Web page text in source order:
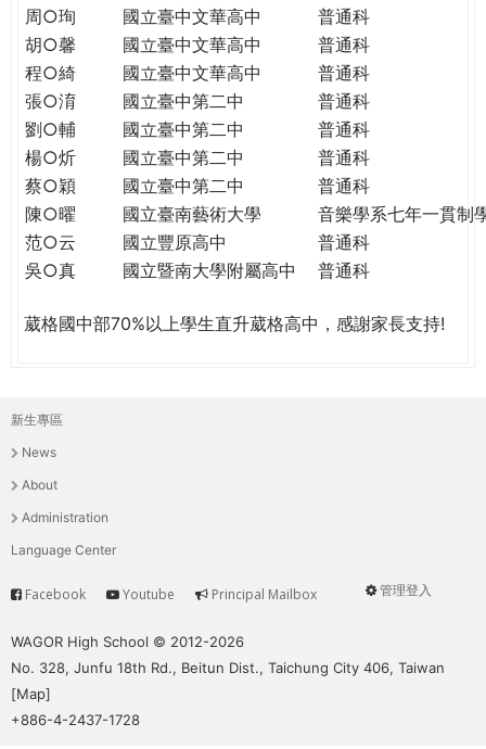
民。
WAGOR
TODAY
THE
WORLD
YOU
ON
PATH
TO
GLOBAL
周○珣
國立臺中文華高中
普通科
胡○馨
國立臺中文華高中
普通科
程○綺
國立臺中文華高中
普通科
張○淯
國立臺中第二中
普通科
劉○輔
國立臺中第二中
普通科
楊○炘
國立臺中第二中
普通科
蔡○穎
國立臺中第二中
普通科
陳○曜
國立臺南藝術大學
音樂學系七年一貫制
范○云
國立豐原高中
普通科
吳○真
國立暨南大學附屬高中 普通科
葳格國中部70%以上學生直升葳格高中，感謝家長支持!
主
選
單
新生專區
News
About
Administration
Language Center
User
管理登入
Service
Facebook Youtube Principal Mailbox
WAGOR High School © 2012-2026
No. 328, Junfu 18th Rd., Beitun Dist., Taichung City 406, Taiwan
[Map]
+886-4-2437-1728